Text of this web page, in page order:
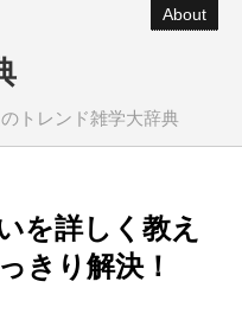
About
トレンド雑学大辞典
を詳しく教え
きり解決！